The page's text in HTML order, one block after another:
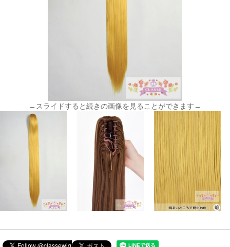
←スライドすると続きの画像を見ることができます→